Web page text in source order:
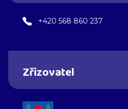
+420 568 860 237
Zřizovatel